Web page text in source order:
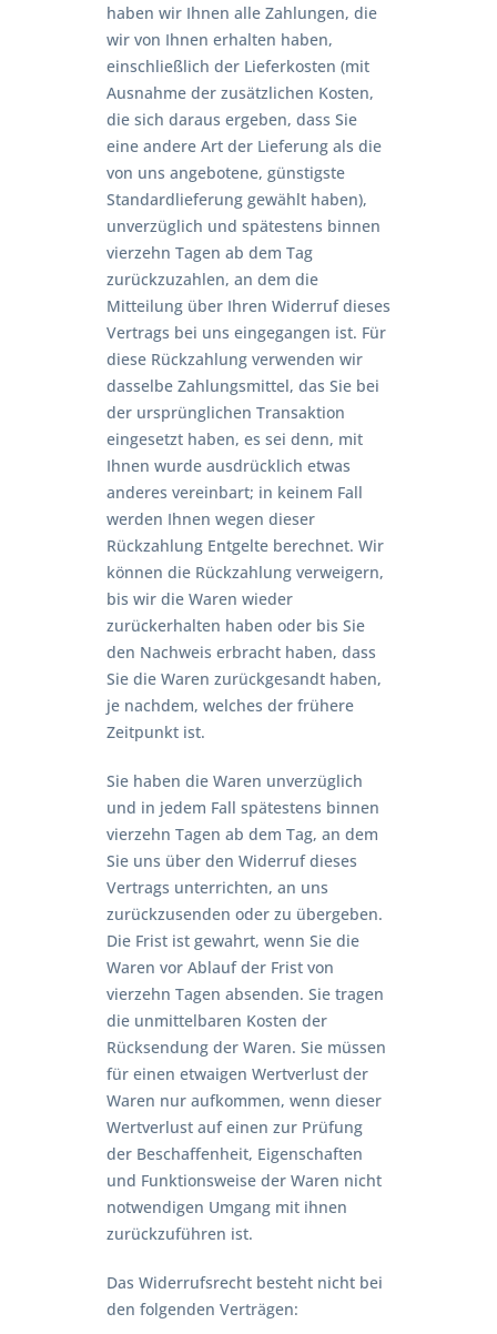
haben wir Ihnen alle Zahlungen, die
wir von Ihnen erhalten haben,
einschließlich der Lieferkosten (mit
Ausnahme der zusätzlichen Kosten,
die sich daraus ergeben, dass Sie
eine andere Art der Lieferung als die
von uns angebotene, günstigste
Standardlieferung gewählt haben),
unverzüglich und spätestens binnen
vierzehn Tagen ab dem Tag
zurückzuzahlen, an dem die
Mitteilung über Ihren Widerruf dieses
Vertrags bei uns eingegangen ist. Für
diese Rückzahlung verwenden wir
dasselbe Zahlungsmittel, das Sie bei
der ursprünglichen Transaktion
eingesetzt haben, es sei denn, mit
Ihnen wurde ausdrücklich etwas
anderes vereinbart; in keinem Fall
werden Ihnen wegen dieser
Rückzahlung Entgelte berechnet. Wir
können die Rückzahlung verweigern,
bis wir die Waren wieder
zurückerhalten haben oder bis Sie
den Nachweis erbracht haben, dass
Sie die Waren zurückgesandt haben,
je nachdem, welches der frühere
Zeitpunkt ist.
Sie haben die Waren unverzüglich
und in jedem Fall spätestens binnen
vierzehn Tagen ab dem Tag, an dem
Sie uns über den Widerruf dieses
Vertrags unterrichten, an uns
zurückzusenden oder zu übergeben.
Die Frist ist gewahrt, wenn Sie die
Waren vor Ablauf der Frist von
vierzehn Tagen absenden. Sie tragen
die unmittelbaren Kosten der
Rücksendung der Waren. Sie müssen
für einen etwaigen Wertverlust der
Waren nur aufkommen, wenn dieser
Wertverlust auf einen zur Prüfung
der Beschaffenheit, Eigenschaften
und Funktionsweise der Waren nicht
notwendigen Umgang mit ihnen
zurückzuführen ist.
Das Widerrufsrecht besteht nicht bei
den folgenden Verträgen: